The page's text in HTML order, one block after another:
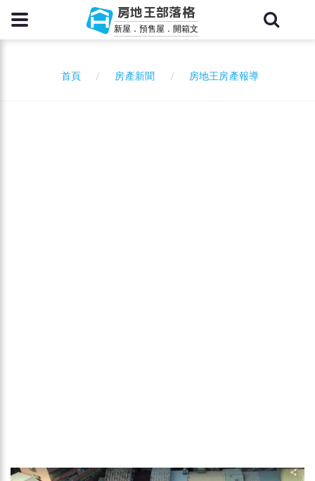
房地王部落格
新屋．預售屋．開箱文
首頁 房產新聞 房地王房產報導